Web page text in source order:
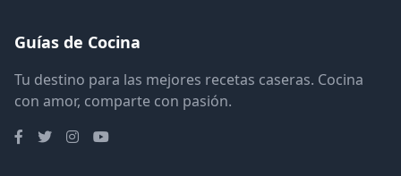
Guías de Cocina
Tu destino para las mejores recetas caseras. Cocina
con amor, comparte con pasión.